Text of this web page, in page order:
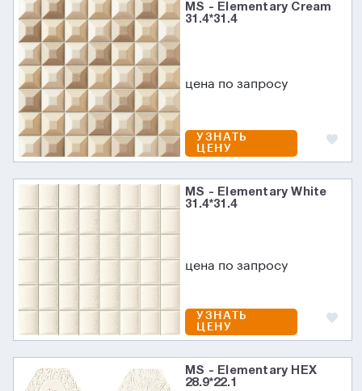
MS - Elementary Cream
31.4*31.4
цена по запросу
УЗНАТЬ
ЦЕНУ
MS - Elementary White
31.4*31.4
цена по запросу
УЗНАТЬ
ЦЕНУ
MS - Elementary HEX
28.9*22.1